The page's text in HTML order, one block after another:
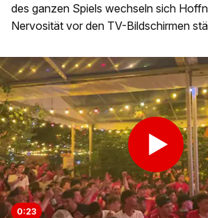
des ganzen Spiels wechseln sich
Nervosität vor den TV-Bildschirmen
0:23